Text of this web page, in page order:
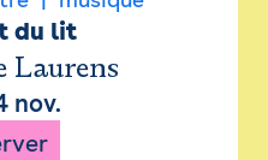
du lit
Laurens
nov.